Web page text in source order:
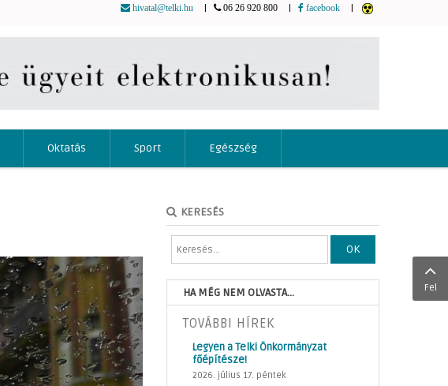
hivatal@telki.hu 06 26 920 800 facebook
Oktatás Sport Egészség
KERESÉS
OK
HA MÉG NEM OLVASTA...
TOVÁBBI HÍREK
Legyen a Telki Önkormányzat
főépítésze!
2026. július 17. péntek
Fel